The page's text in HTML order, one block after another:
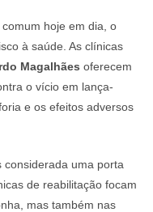
hoje em dia, o
à saúde. As clínicas
Magalhães oferecem
o vício em lança-
e os efeitos adversos
considerada uma porta
de reabilitação focam
mas também nas